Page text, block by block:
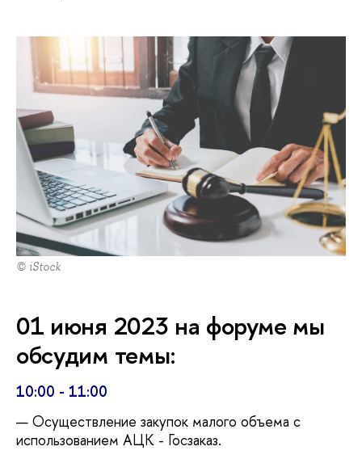
© iStock
01 июня 2023 на форуме мы
обсудим темы:
10:00 - 11:00
Осуществление закупок малого объема с
использованием АЦК - Госзаказ.